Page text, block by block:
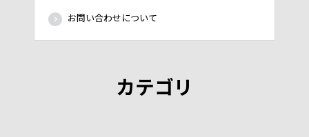
お問い合わせについて
カテゴリ